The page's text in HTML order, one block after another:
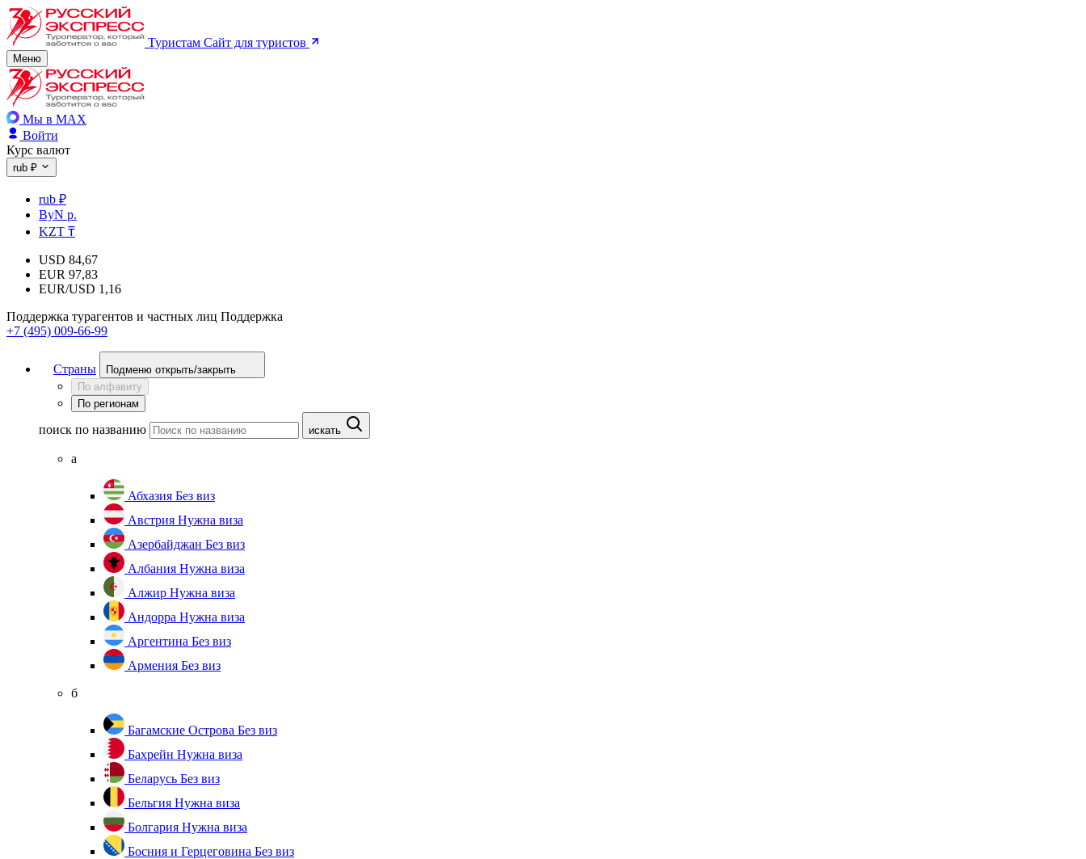
Туристам Сайт для туристов
Меню
Мы в MAX
Войти
Курс валют
rub ₽
rub ₽
ByN р.
KZT ₸
USD 84,67
EUR 97,83
EUR/USD 1,16
Поддержка турагентов и частных лиц Поддержка
+7 (495) 009-66-99
Страны
Подменю открыть/закрыть
По алфавиту
По регионам
поиск по названию искать
а
Абхазия Без виз
Австрия Нужна виза
Азербайджан Без виз
Албания Нужна виза
Алжир Нужна виза
Андорра Нужна виза
Аргентина Без виз
Армения Без виз
б
Багамские Острова Без виз
Бахрейн Нужна виза
Беларусь Без виз
Бельгия Нужна виза
Болгария Нужна виза
Босния и Герцеговина Без виз